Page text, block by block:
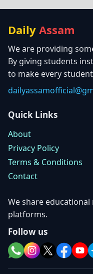
Daily Assam
We are providing
By giving students
to make every
Quick Links
About
Privacy Policy
Terms & Conditions
Contact
We share
platforms.
Follow us